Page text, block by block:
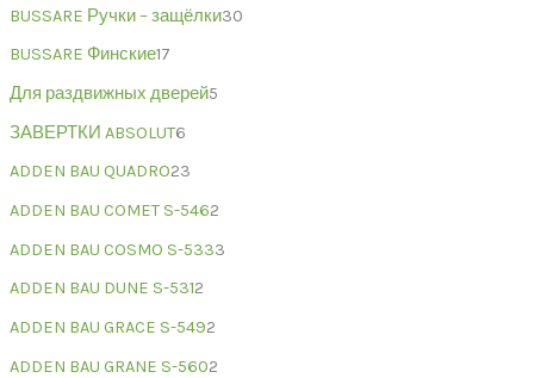
BUSSARE Ручки – защёлки30
BUSSARE Финские17
Для раздвижных дверей5
ЗАВЕРТКИ ABSOLUT6
ADDEN BAU QUADRO23
ADDEN BAU COMET S-5462
ADDEN BAU COSMO S-5333
ADDEN BAU DUNE S-5312
ADDEN BAU GRACE S-5492
ADDEN BAU GRANE S-5602